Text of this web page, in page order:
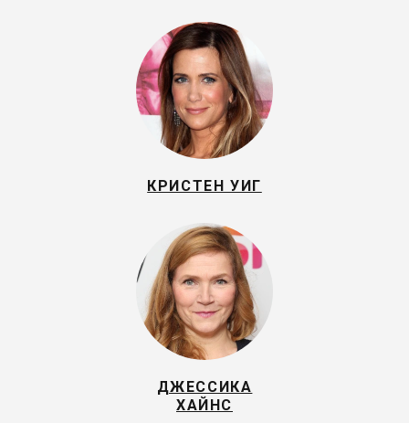
КРИСТЕН УИГ
ДЖЕССИКА
ХАЙНС